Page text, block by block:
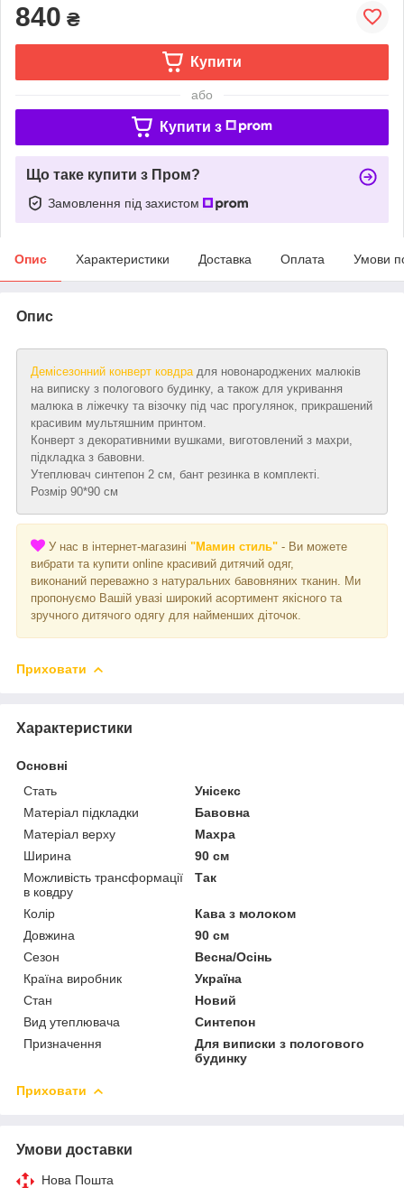
840 ₴
Купити
або
Купити з
Що таке купити з Пром?
Замовлення під захистом
Опис Характеристики Доставка Оплата Умови
Опис
Демісезонний конверт ковдра для новонароджених малюків
на виписку з пологового будинку, а також для укривання
малюка в ліжечку та візочку під час прогулянок, прикрашений
красивим мультяшним принтом.
Конверт з декоративними вушками, виготовлений з махри,
підкладка з бавовни.
Утеплювач синтепон 2 см, бант резинка в комплекті.
Розмір 90*90 см
У нас в інтернет-магазині "Мамин стиль" - Ви можете
вибрати та купити online красивий дитячий одяг,
виконаний переважно з натуральних бавовняних тканин. Ми
пропонуємо Вашій увазі широкий асортимент якісного та
зручного дитячого одягу для найменших діточок.
Приховати
Характеристики
Основні
Стать
Унісекс
Матеріал підкладки
Бавовна
Матеріал верху
Махра
Ширина
90 см
Можливість трансформації
в ковдру
Так
Колір
Кава з молоком
Довжина
90 см
Сезон
Весна/Осінь
Країна виробник
Україна
Стан
Новий
Вид утеплювача
Синтепон
Призначення
Для виписки з пологового
будинку
Приховати
Умови доставки
Нова Пошта